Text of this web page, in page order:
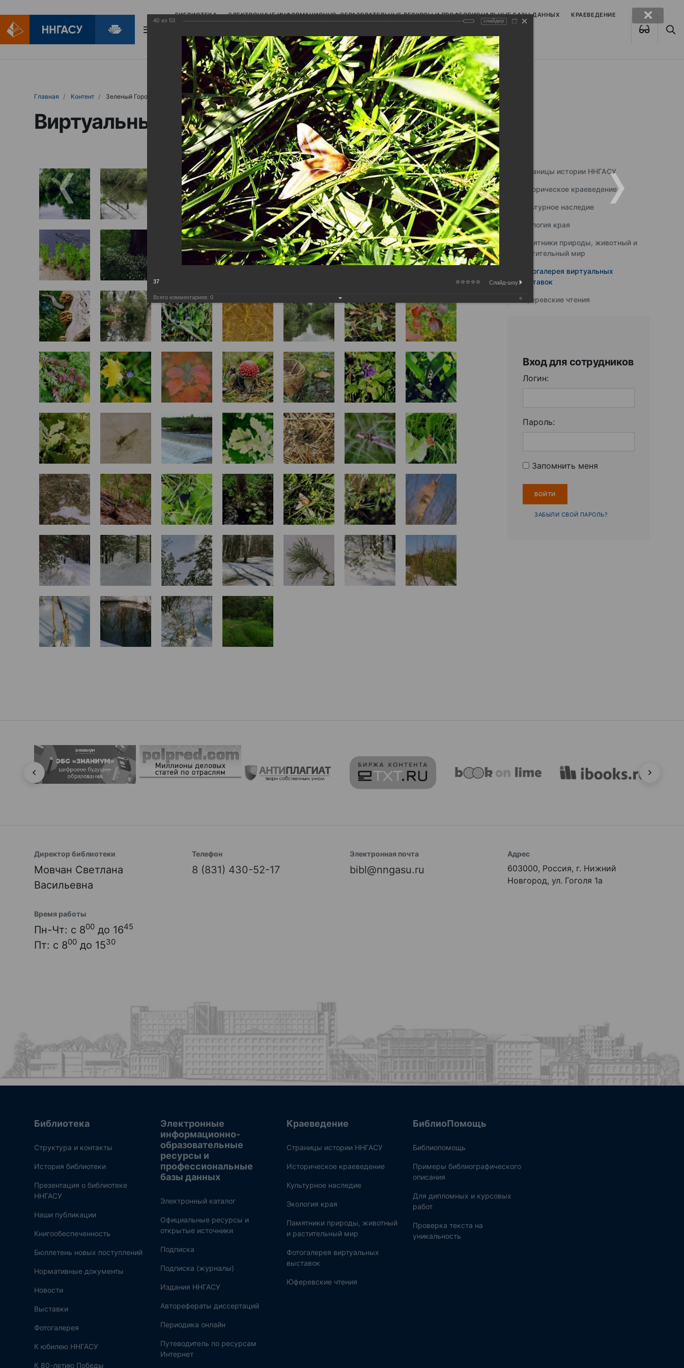
БИБЛИОТЕКА ЭЛЕКТРОННЫЕ ИНФОРМАЦИОННО-ОБРАЗОВАТЕЛЬНЫЕ РЕСУРСЫ И ПРОФЕССИОНАЛЬНЫЕ БАЗЫ ДАННЫХ КРАЕВЕДЕНИЕ
БИБЛИОПОМОЩЬ
Главная Контент Зеленый Город
Виртуальные выставки (фотоальбомы)
Страницы истории ННГАСУ
Историческое краеведение
Культурное наследие
Экология края
Памятники природы, животный и
растительный мир
Фотогалерея виртуальных
выставок
Юферевские чтения
Вход для сотрудников
Логин:
Пароль:
Запомнить меня
ЗАБЫЛИ СВОЙ ПАРОЛЬ?
Директор библиотеки
Мовчан Светлана
Васильевна
Телефон
8 (831) 430-52-17
Электронная почта
bibl@nngasu.ru
Адрес
603000, Россия, г. Нижний
Новгород, ул. Гоголя 1а
Время работы
Пн-Чт: с 800 до 1645
Пт: с 800 до 1530
Библиотека
Структура и контакты
История библиотеки
Презентация о библиотеке
ННГАСУ
Наши публикации
Книгообеспеченность
Бюллетень новых поступлений
Нормативные документы
Новости
Выставки
Фотогалерея
К юбилею ННГАСУ
К 80-летию Победы
Электронные
информационно-
образовательные
ресурсы и
профессиональные
базы данных
Электронный каталог
Официальные ресурсы и
открытые источники
Подписка
Подписка (журналы)
Издания ННГАСУ
Авторефераты диссертаций
Периодика онлайн
Путеводитель по ресурсам
Интернет
Краеведение
Страницы истории ННГАСУ
Историческое краеведение
Культурное наследие
Экология края
Памятники природы, животный
и растительный мир
Фотогалерея виртуальных
выставок
Юферевские чтения
БиблиоПомощь
Библиопомощь
Примеры библиографического
описания
Для дипломных и курсовых
работ
Проверка текста на
уникальность
40 из 53 слайдер
37 Слайд-шоу:
Всего комментариев: 0